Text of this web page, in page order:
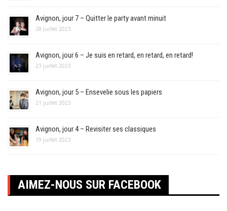
Avignon, jour 7 – Quitter le party avant minuit
28 juillet 2023
Avignon, jour 6 – Je suis en retard, en retard, en retard!
23 juillet 2023
Avignon, jour 5 – Ensevelie sous les papiers
21 juillet 2023
Avignon, jour 4 – Revisiter ses classiques
19 juillet 2023
AIMEZ-NOUS SUR FACEBOOK